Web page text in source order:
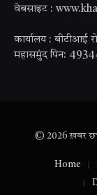
वेबसाइट :
कार्यालय : बीटीआई
महासमुंद पिन:
© 2026 ख़बर
Home